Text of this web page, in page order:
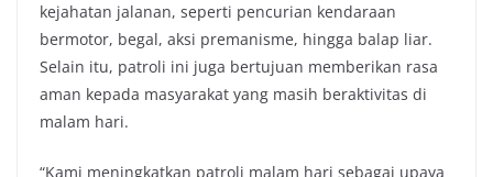
kejahatan jalanan, seperti pencurian kendaraan
bermotor, begal, aksi premanisme, hingga balap liar.
Selain itu, patroli ini juga bertujuan memberikan rasa
aman kepada masyarakat yang masih beraktivitas di
malam hari.
“Kami meningkatkan patroli malam hari sebagai upaya